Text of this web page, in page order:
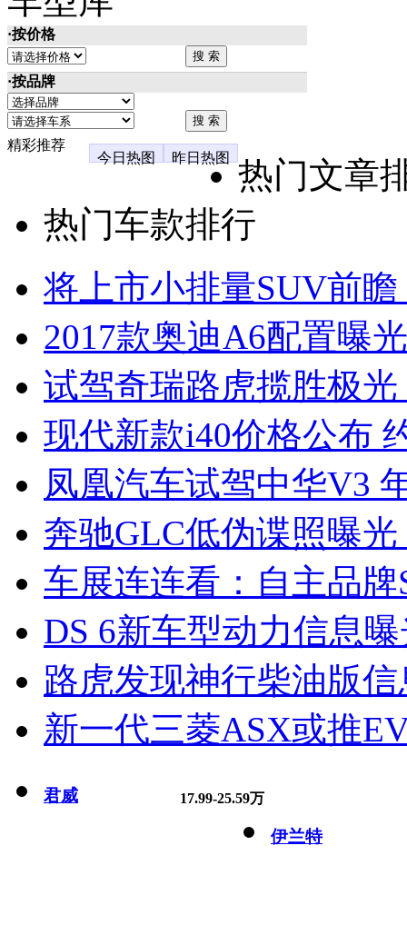
·按价格
·按品牌
精彩推荐
今日热图
昨日热图
热门文章
热门车款排行
将上市小排量SUV前
2017款奥迪A6配置曝
试驾奇瑞路虎揽胜极
现代新款i40价格公布
凤凰汽车试驾中华V3
奔驰GLC低伪谍照曝
车展连连看：自主品牌
DS 6新车型动力信息
路虎发现神行柴油版
新一代三菱ASX或推
君威 17.99-25.59万
伊兰特